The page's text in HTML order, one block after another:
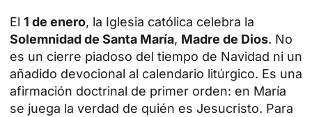
El 1 de enero, la Iglesia católica celebra la
Solemnidad de Santa María, Madre de Dios. No
es un cierre piadoso del tiempo de Navidad ni un
añadido devocional al calendario litúrgico. Es una
afirmación doctrinal de primer orden: en María
se juega la verdad de quién es Jesucristo. Para